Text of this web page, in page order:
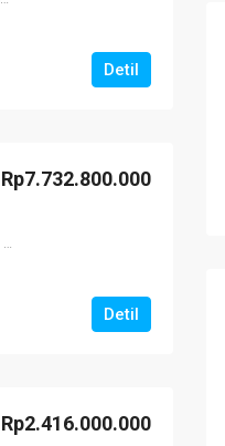
Detil
Rp7.732.800.000
Detil
Rp2.416.000.000